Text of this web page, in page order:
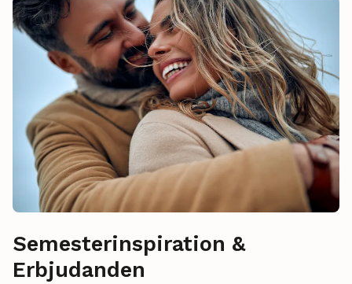
Semesterinspiration &
Erbjudanden